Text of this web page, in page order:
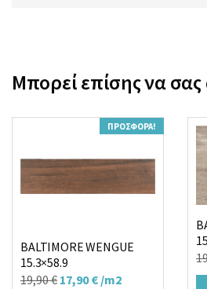
Μπορεί επίσης να
ΠΡΟΣΦΟΡΆ!
BALTIMORE WENGUE
15.3×58.9
19,90€ Original
17,90€Η/m2